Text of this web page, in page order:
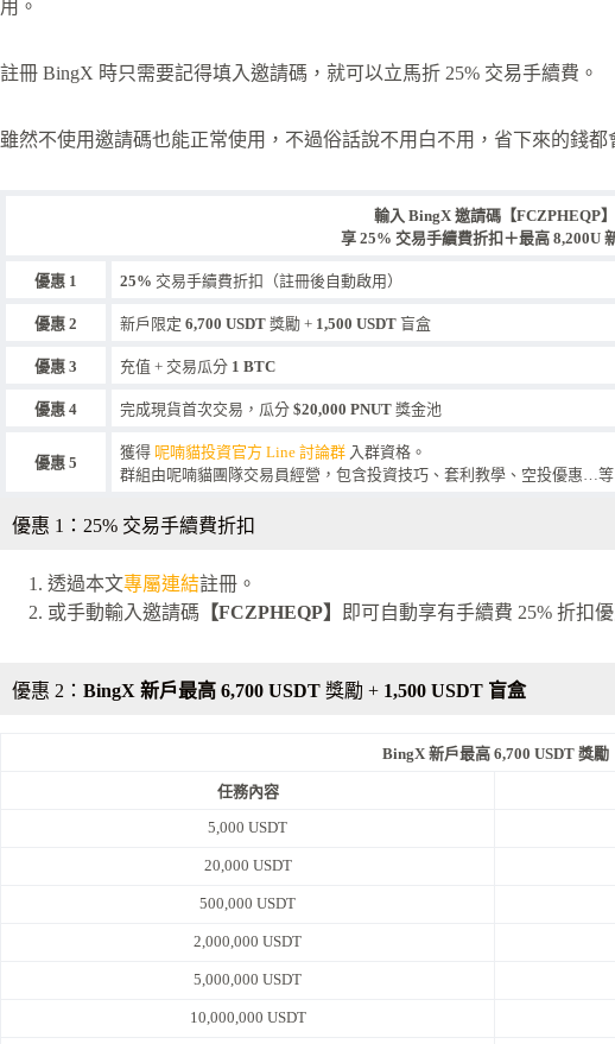
用。
註冊 BingX 時只需要記得填入邀請碼，就可以立馬折 25% 交易手續費。
雖然不使用邀請碼也能正常使用，不過俗話說不用白不用，省下來的錢都
輸入 BingX 邀請碼【FCZPHEQP】
享 25% 交易手續費折扣＋最高 8,200U
優惠 1 25% 交易手續費折扣（註冊後自動啟用）
優惠 2 新戶限定 6,700 USDT獎勵 + 1,500 USDT盲盒
優惠 3 充值 + 交易瓜分 1 BTC
優惠 4 完成現貨首次交易，瓜分 $20,000 PNUT獎金池
優惠 5
獲得呢喃貓投資官方 Line 討論群入群資格。
群組由呢喃貓團隊交易員經營，包含投資技巧、套利教學、空投優惠…等
優惠 1：25% 交易手續費折扣
透過本文專屬連結註冊。
或手動輸入邀請碼 【FCZPHEQP】 即可自動享有手續費 25% 折扣優
優惠 2： BingX 新戶最高 6,700 USDT 獎勵 + 1,500 USDT 盲盒
BingX 新戶最高 6,700 USDT 獎勵
任務內容
5,000 USDT
20,000 USDT
500,000 USDT
2,000,000 USDT
5,000,000 USDT
10,000,000 USDT